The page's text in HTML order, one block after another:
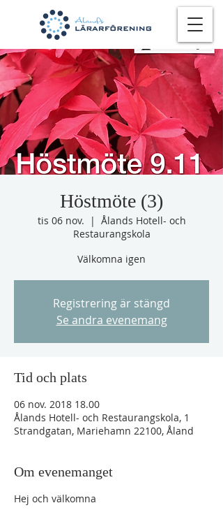
Höstmöte (3)
tis 06 nov.
  |
Ålands Hotell- och
Restaurangskola
Välkomna igen
Registrering är stängd
Se andra evenemang
Tid och plats
06 nov. 2018 18.00
Ålands Hotell- och Restaurangskola, 1
Strandgatan, Mariehamn 22100, Åland
Om evenemanget
Hej och välkomna